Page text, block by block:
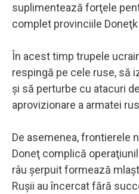
suplimentează forţele
complet provinciile
În acest timp trupele
respingă pe cele ruse, să
şi să perturbe cu atacuri
aprovizionare a armatei
De asemenea, frontierele
Doneţ complică
râu şerpuit formează
Ruşii au încercat fără